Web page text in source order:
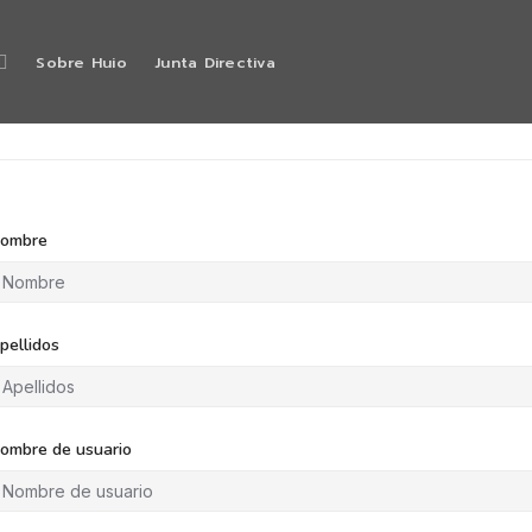
Sobre Huio Junta Directiva
de usuario